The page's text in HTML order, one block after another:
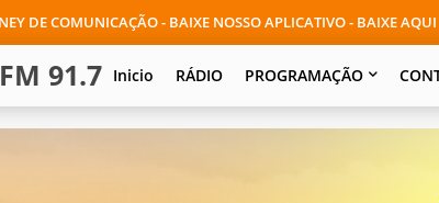
DE COMUNICAÇÃO - BAIXE NOSSO APLICATIVO - BAIXE AQUI
91.7 Inicio RÁDIO PROGRAMAÇÃO